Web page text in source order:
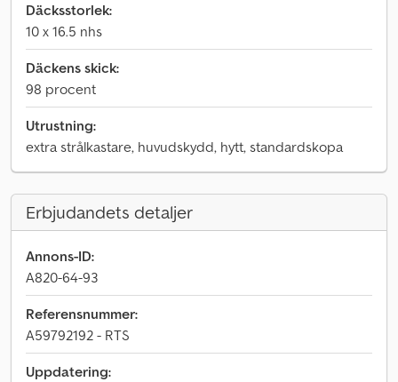
Däcksstorlek:
10 x 16.5 nhs
Däckens skick:
98 procent
Utrustning:
extra strålkastare, huvudskydd, hytt, standardskopa
Erbjudandets detaljer
Annons-ID:
A820-64-93
Referensnummer:
A59792192 - RTS
Uppdatering: